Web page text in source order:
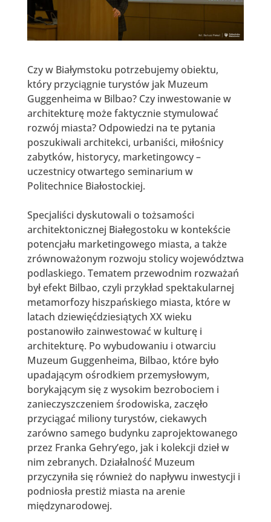
Czy w Białymstoku potrzebujemy obiektu,
który przyciągnie turystów jak Muzeum
Guggenheima w Bilbao? Czy inwestowanie w
architekturę może faktycznie stymulować
rozwój miasta? Odpowiedzi na te pytania
poszukiwali architekci, urbaniści, miłośnicy
zabytków, historycy, marketingowcy –
uczestnicy otwartego seminarium w
Politechnice Białostockiej.
Specjaliści dyskutowali o tożsamości
architektonicznej Białegostoku w kontekście
potencjału marketingowego miasta, a także
zrównoważonym rozwoju stolicy województwa
podlaskiego. Tematem przewodnim rozważań
był efekt Bilbao, czyli przykład spektakularnej
metamorfozy hiszpańskiego miasta, które w
latach dziewięćdziesiątych XX wieku
postanowiło zainwestować w kulturę i
architekturę. Po wybudowaniu i otwarciu
Muzeum Guggenheima, Bilbao, które było
upadającym ośrodkiem przemysłowym,
borykającym się z wysokim bezrobociem i
zanieczyszczeniem środowiska, zaczęło
przyciągać miliony turystów, ciekawych
zarówno samego budynku zaprojektowanego
przez Franka Gehry’ego, jak i kolekcji dzieł w
nim zebranych. Działalność Muzeum
przyczyniła się również do napływu inwestycji i
podniosła prestiż miasta na arenie
międzynarodowej.